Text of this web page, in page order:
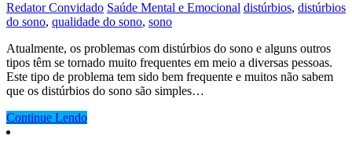
Redator Convidado Saúde Mental e Emocional distúrbios, distúrbios
do sono, qualidade do sono, sono
Atualmente, os problemas com distúrbios do sono e alguns outros
tipos têm se tornado muito frequentes em meio a diversas pessoas.
Este tipo de problema tem sido bem frequente e muitos não sabem
que os distúrbios do sono são simples…
Continue Lendo